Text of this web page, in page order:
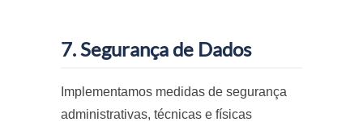
7. Segurança de Dados
Implementamos medidas de segurança
administrativas, técnicas e físicas